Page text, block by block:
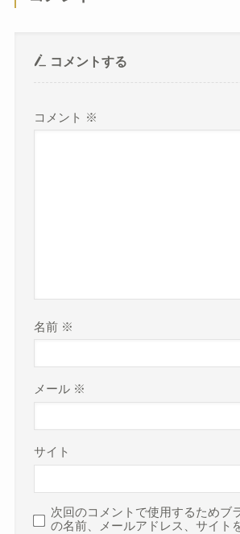
コメントする
コメント ※
名前 ※
メール ※
サイト
次回のコメントで使用するためブ
の名前、メールアドレス、サイト